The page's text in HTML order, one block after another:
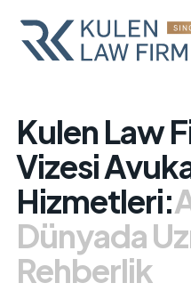
Kulen Law
Vizesi
Hizmetleri:
Dünyada
Rehberlik